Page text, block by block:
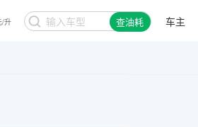
/升 查油耗 车主